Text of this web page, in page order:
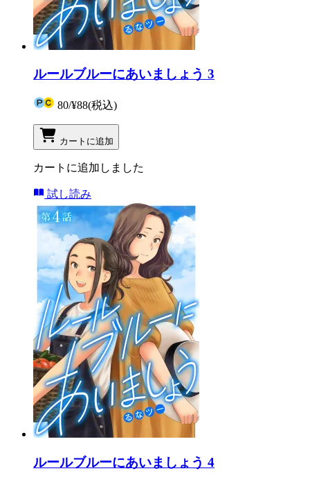
ルールブルーにあいましょう 3
80/¥88(税込)
カートに追加
カートに追加しました
試し読み
ルールブルーにあいましょう 4